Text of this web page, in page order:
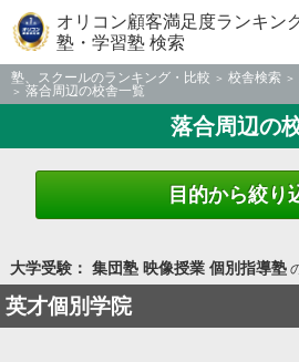
オリコン顧客満足度ランキン
塾・学習塾 検索
塾、スクールのランキング・比較 校舎検索
落合周辺の校舎一覧
落合周辺の
目的から絞り
大学受験： 集団塾 映像授業 個別指導塾
英才個別学院